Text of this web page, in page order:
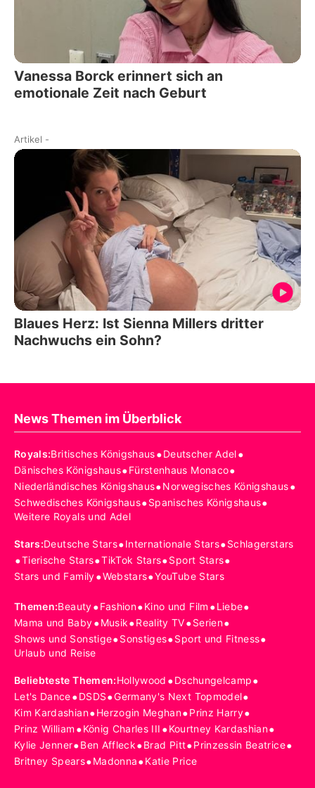
Vanessa Borck erinnert sich an
emotionale Zeit nach Geburt
Artikel -
Blaues Herz: Ist Sienna Millers dritter
Nachwuchs ein Sohn?
News Themen im Überblick
Royals:Britisches Königshaus•Deutscher Adel•
Dänisches Königshaus•Fürstenhaus Monaco•
Niederländisches Königshaus•Norwegisches Königshaus•
Schwedisches Königshaus•Spanisches Königshaus•
Weitere Royals und Adel
Stars:Deutsche Stars•Internationale Stars•Schlagerstars
•Tierische Stars•TikTok Stars•Sport Stars•
Stars und Family•Webstars•YouTube Stars
Themen:Beauty•Fashion•Kino und Film •Liebe•
Mama und Baby•Musik•Reality TV•Serien•
Shows und Sonstige•Sonstiges•Sport und Fitness•
Urlaub und Reise
Beliebteste Themen:Hollywood •Dschungelcamp•
Let's Dance•DSDS•Germany's Next Topmodel•
Kim Kardashian•Herzogin Meghan•Prinz Harry•
Prinz William •König Charles III •Kourtney Kardashian•
Kylie Jenner•Ben Affleck•Brad Pitt•Prinzessin Beatrice•
Britney Spears•Madonna•Katie Price